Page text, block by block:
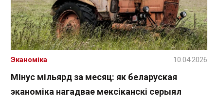
Мінус мільярд за месяц: як беларуская
эканоміка нагадвае мексіканскі серыял
Эканоміка 10.04.2026